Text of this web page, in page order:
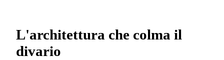
L'architettura che colma il
divario